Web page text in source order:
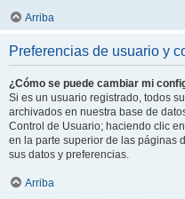
Arriba
Preferencias de usuario y
¿Cómo se puede cambiar mi
Si es un usuario registrado, todos
archivados en nuestra base de
Control de Usuario; haciendo clic
en la parte superior de las páginas
sus datos y preferencias.
Arriba